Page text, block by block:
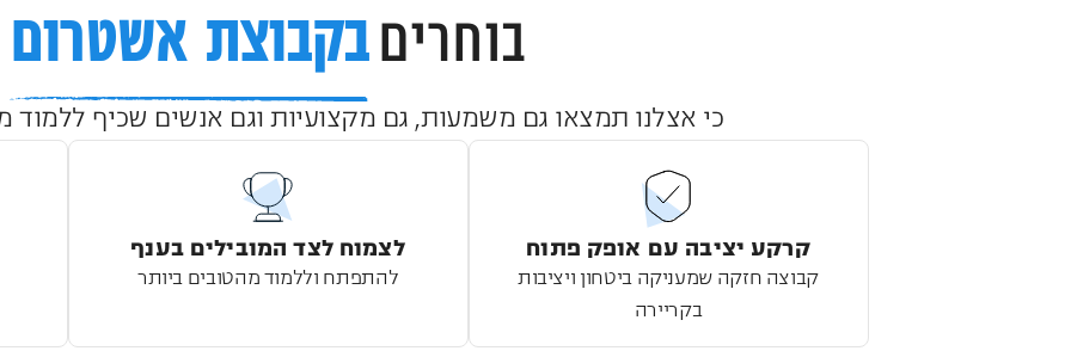
בוחריםבקבוצת אשטרום
כי אצלנו תמצאו גם משמעות, גם מקצועיות וגם אנשים שכיף ללמוד
קרקע יציבה עם אופק פתוח
קבוצה חזקה שמעניקה ביטחון ויציבות
בקריירה
לצמוח לצד המובילים בענף
להתפתח וללמוד מהטובים ביותר